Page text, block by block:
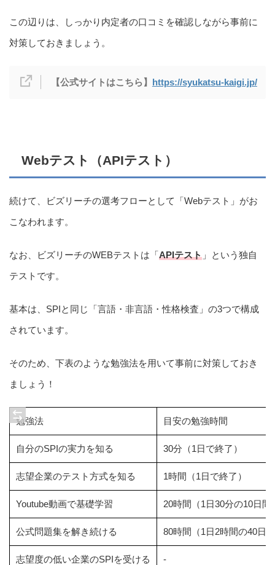
この辺りは、しっかり内定者の口コミを確認しながら事前に
対策しておきましょう。
【公式サイトはこちら】 https://syukatsu-kaigi.jp/
Webテスト（APIテスト）
続けて、ビズリーチの選考フローとして「Webテスト」がお
こなわれます。
なお、ビズリーチのWEBテストは「APIテスト 」という独自
テストです。
基本は、SPIと同じ「言語・非言語・性格検査」の3つで構成
されています。
そのため、下表のような勉強法を用いて事前に対策しておき
ましょう！
勉強法 目安の勉強時間
自分のSPIの実力を知る 30分（1日で終了）
志望企業のテスト方式を知る 1時間（1日で終了）
Youtube動画で基礎学習 20時間（1日30分の10日間
公式問題集を解き続ける 80時間（1日2時間の40日
志望度の低い企業のSPIを受ける -